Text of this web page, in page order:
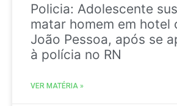
Policia: Adolescente
matar homem em hotel
João Pessoa, após se
à polícia no RN
VER MATÉRIA »